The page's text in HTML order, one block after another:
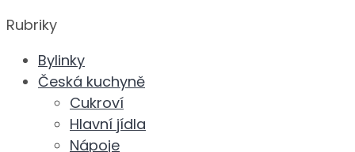
Rubriky
Bylinky
Česká kuchyně
Cukroví
Hlavní jídla
Nápoje